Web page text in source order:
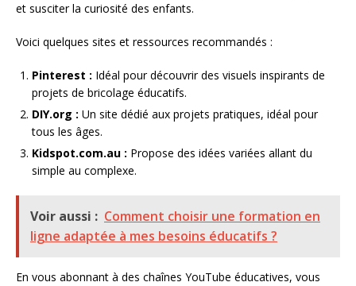
et susciter la curiosité des enfants.
Voici quelques sites et ressources recommandés :
Pinterest : Idéal pour découvrir des visuels inspirants de
projets de bricolage éducatifs.
DIY.org : Un site dédié aux projets pratiques, idéal pour
tous les âges.
Kidspot.com.au : Propose des idées variées allant du
simple au complexe.
Voir aussi : Comment choisir une formation en
ligne adaptée à mes besoins éducatifs ?
En vous abonnant à des chaînes YouTube éducatives, vous